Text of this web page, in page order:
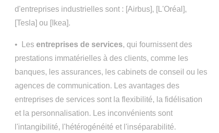
d'entreprises industrielles sont : [Airbus], [L'Oréal],
[Tesla] ou [Ikea].
• Lesentreprises de services, qui fournissent des
prestations immatérielles à des clients, comme les
banques, les assurances, les cabinets de conseil ou les
agences de communication. Les avantages des
entreprises de services sont la flexibilité, la fidélisation
et la personnalisation. Les inconvénients sont
l'intangibilité, l'hétérogénéité et l'inséparabilité.